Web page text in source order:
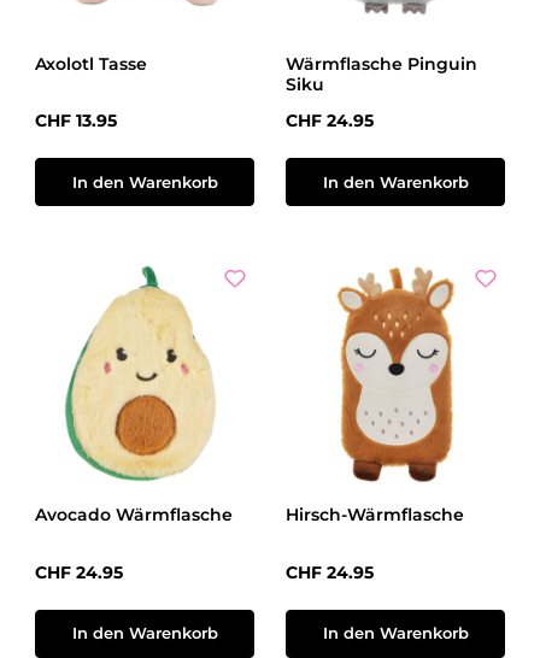
Axolotl Tasse
Regulärer Preis:
CHF 13.95
In den Warenkorb
Wärmflasche Pinguin
Siku
Regulärer Preis:
CHF 24.95
In den Warenkorb
Avocado Wärmflasche
Regulärer Preis:
CHF 24.95
In den Warenkorb
Hirsch-Wärmflasche
Regulärer Preis:
CHF 24.95
In den Warenkorb